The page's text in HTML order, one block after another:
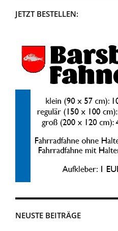
JETZT BESTELLEN:
NEUSTE BEITRÄGE